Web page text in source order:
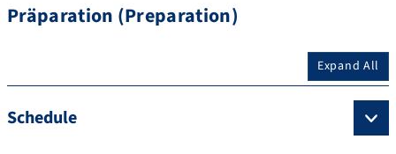
Präparation (Preparation)
Expand All
Schedule